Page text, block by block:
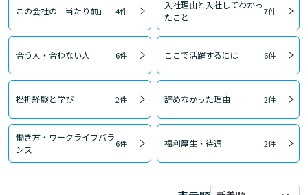
この会社の「当たり前」 4件
入社理由と入社してわかっ
たこと
7件
合う人・合わない人 6件 ここで活躍するには 6件
挫折経験と学び 2件 辞めなかった理由 2件
働き方・ワークライフバラ
ンス
6件 福利厚生・待遇 2件